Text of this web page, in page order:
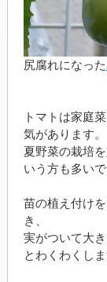
尻腐れになった
トマトは家庭
気があります。
夏野菜の栽培
いう方も多いで
苗の植え付け
き、
実がついて大
とわくわくしま